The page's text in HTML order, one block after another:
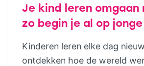
Je kind leren omgaan
zo begin je al op
Kinderen leren elke dag
ontdekken hoe de wereld